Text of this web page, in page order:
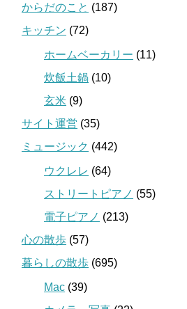
からだのこと (187)
キッチン (72)
ホームベーカリー (11)
炊飯土鍋 (10)
玄米 (9)
サイト運営 (35)
ミュージック (442)
ウクレレ (64)
ストリートピアノ (55)
電子ピアノ (213)
心の散歩 (57)
暮らしの散歩 (695)
Mac (39)